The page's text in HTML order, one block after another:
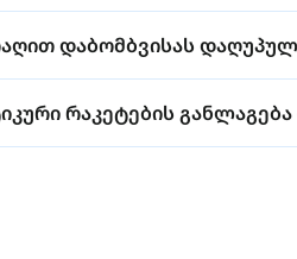
დაბომბვისას
რაკეტების